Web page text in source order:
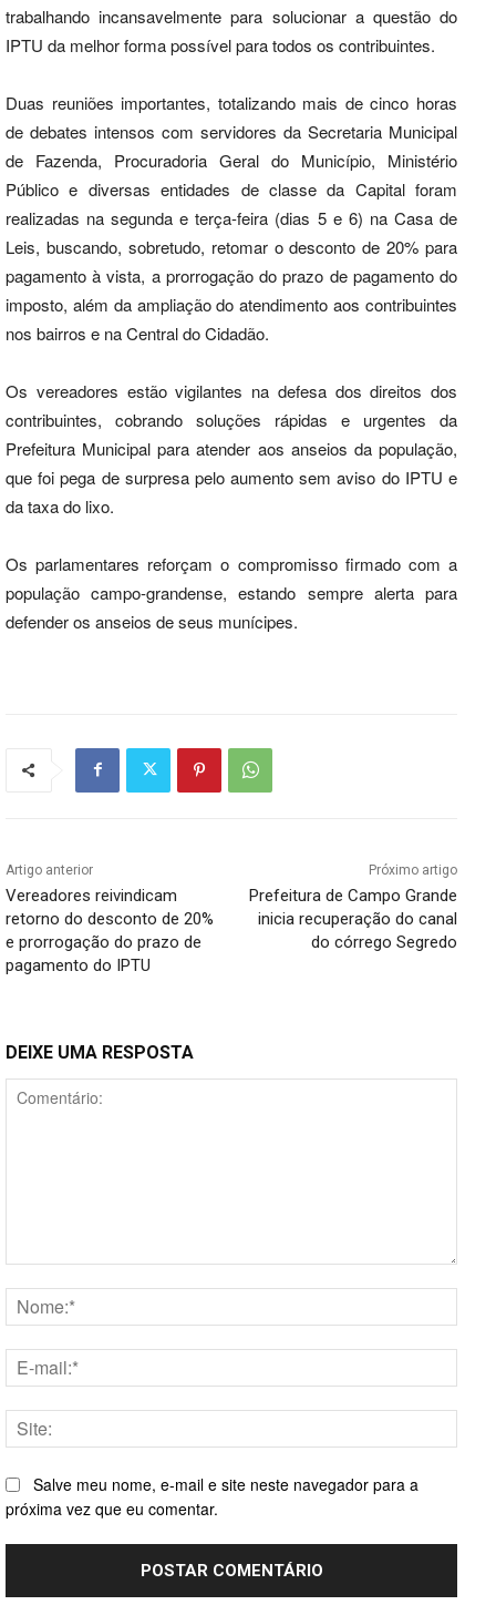
trabalhando incansavelmente para solucionar a questão do
IPTU da melhor forma possível para todos os contribuintes.
Duas reuniões importantes, totalizando mais de cinco horas
de debates intensos com servidores da Secretaria Municipal
de Fazenda, Procuradoria Geral do Município, Ministério
Público e diversas entidades de classe da Capital foram
realizadas na segunda e terça-feira (dias 5 e 6) na Casa de
Leis, buscando, sobretudo, retomar o desconto de 20% para
pagamento à vista, a prorrogação do prazo de pagamento do
imposto, além da ampliação do atendimento aos contribuintes
nos bairros e na Central do Cidadão.
Os vereadores estão vigilantes na defesa dos direitos dos
contribuintes, cobrando soluções rápidas e urgentes da
Prefeitura Municipal para atender aos anseios da população,
que foi pega de surpresa pelo aumento sem aviso do IPTU e
da taxa do lixo.
Os parlamentares reforçam o compromisso firmado com a
população campo-grandense, estando sempre alerta para
defender os anseios de seus munícipes.
Artigo anterior
Vereadores reivindicam
retorno do desconto de 20%
e prorrogação do prazo de
pagamento do IPTU
Próximo artigo
Prefeitura de Campo Grande
inicia recuperação do canal
do córrego Segredo
DEIXE UMA RESPOSTA
mail:*
Salve meu nome, e-mail e site neste navegador para a
próxima vez que eu comentar.